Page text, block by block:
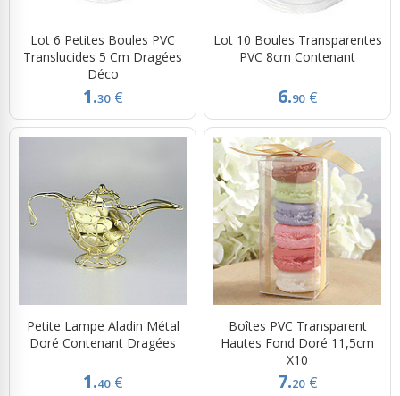
Lot 6 Petites Boules PVC
Translucides 5 Cm Dragées
Déco
1.30 €
Lot 10 Boules Transparentes
PVC 8cm Contenant
6.90 €
Petite Lampe Aladin Métal
Doré Contenant Dragées
1.40 €
Boîtes PVC Transparent
Hautes Fond Doré 11,5cm
X10
7.20 €